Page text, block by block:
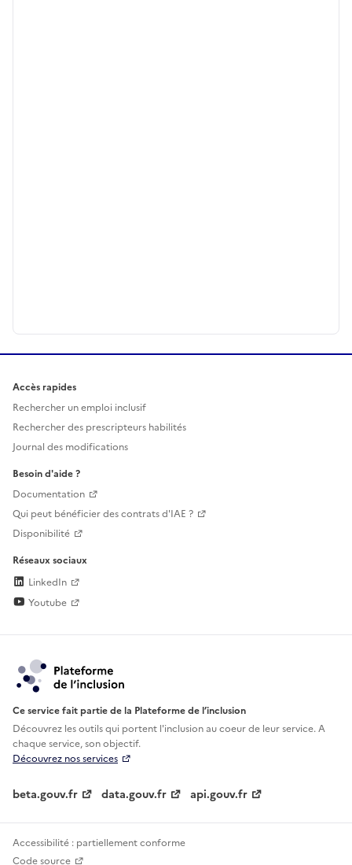
Accès rapides
Rechercher un emploi inclusif
Rechercher des prescripteurs habilités
Journal des modifications
Besoin d'aide ?
Documentation
Qui peut bénéficier des contrats d'IAE ?
Disponibilité
Réseaux sociaux
LinkedIn
Youtube
Ce service fait partie de la Plateforme de l’inclusion
Découvrez les outils qui portent l'inclusion aucoeur de leur service. A
chaque service, son objectif.
Découvrez nos services
beta.gouv.fr data.gouv.fr api.gouv.fr
Accessibilité : partiellement conforme
Code source